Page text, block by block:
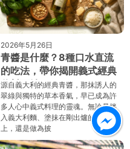
2026年5月26日
青醬是什麼？8種口水直流
的吃法，帶你揭開義式經典
醬料面紗！
源自義大利的經典青醬，那抹誘人的
翠綠與獨特的草本香氣，早已成為許
多人心中義式料理的靈魂。無論是拌
入義大利麵、塗抹在剛出爐的麵包
上，還是做為披